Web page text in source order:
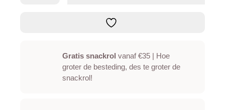
Gratis snackrol vanaf €35 | Hoe
groter de besteding, des te groter de
snackrol!